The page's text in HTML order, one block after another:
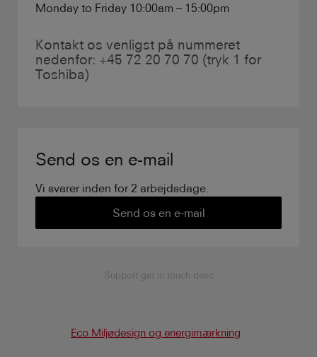
Monday to Friday 10:00am – 15:00pm
Kontakt os venligst på nummeret
nedenfor: +45 72 20 70 70 (tryk 1 for
Toshiba)
Send os en e-mail
Vi svarer inden for 2 arbejdsdage.
Send os en e-mail
Support get in touch desc
Eco Miljødesign og energimærkning